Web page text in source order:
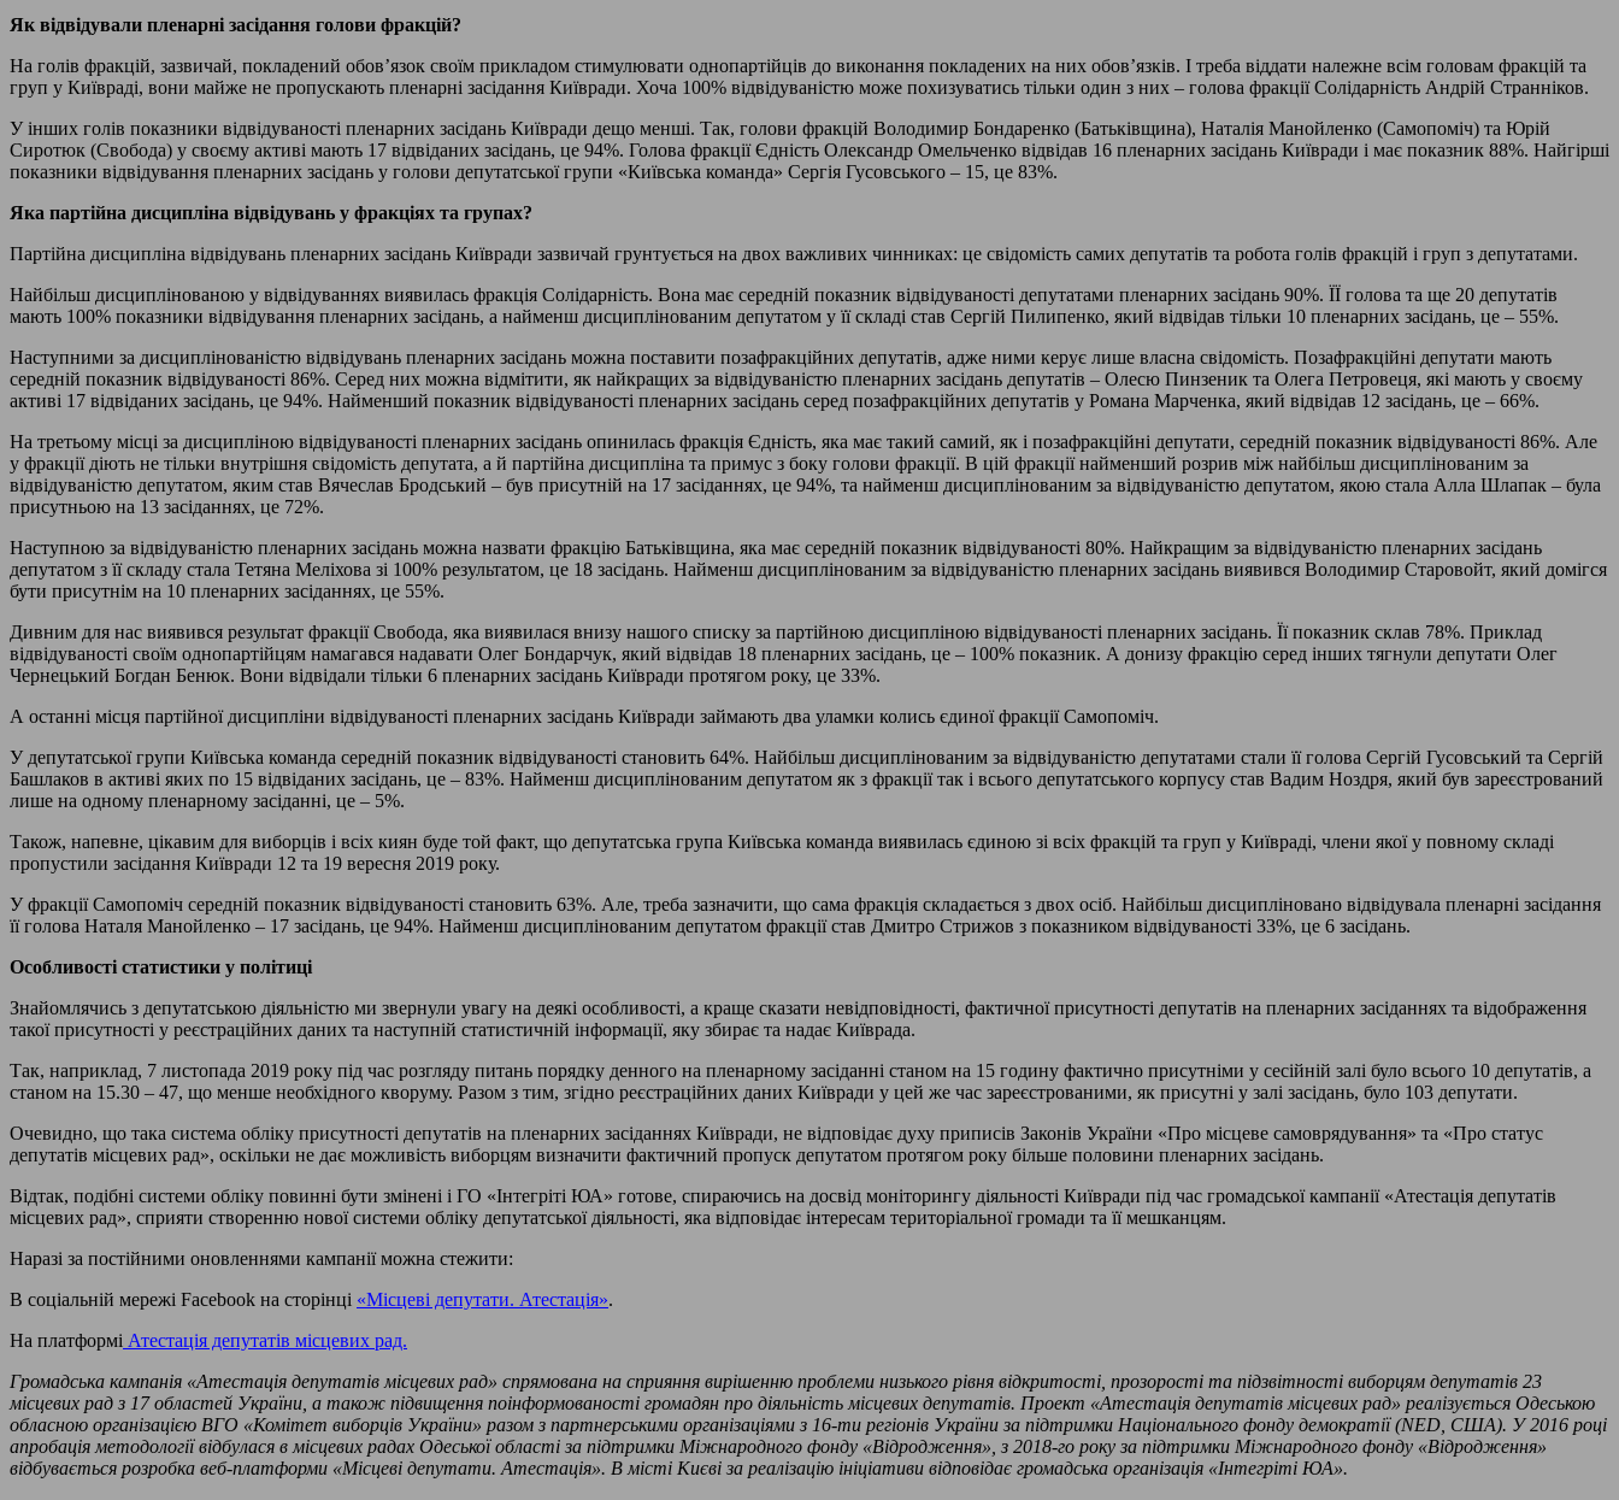
Як відвідували пленарні засідання голови фракцій?
На голів фракцій, зазвичай, покладений обов’язок своїм прикладом стимулювати однопартійців до виконання покладених на них обов’язків. І треба віддати належне всім головам фракцій та
груп у Київраді, вони майже не пропускають пленарні засідання Київради. Хоча 100% відвідуваністю може похизуватись тільки один з них – голова фракції Солідарність Андрій Странніков.
У інших голів показники відвідуваності пленарних засідань Київради дещо менші. Так, голови фракцій Володимир Бондаренко (Батьківщина), Наталія Манойленко (Самопоміч) та Юрій
Сиротюк (Свобода) у своєму активі мають 17 відвіданих засідань, це 94%. Голова фракції Єдність Олександр Омельченко відвідав 16 пленарних засідань Київради і має показник 88%. Найгірші
показники відвідування пленарних засідань у голови депутатської групи «Київська команда» Сергія Гусовського – 15, це 83%.
Яка партійна дисципліна відвідувань у фракціях та групах?
Партійна дисципліна відвідувань пленарних засідань Київради зазвичай грунтується на двох важливих чинниках: це свідомість самих депутатів та робота голів фракцій і груп з депутатами.
Найбільш дисциплінованою у відвідуваннях виявилась фракція Солідарність. Вона має середній показник відвідуваності депутатами пленарних засідань 90%. ЇЇ голова та ще 20 депутатів
мають 100% показники відвідування пленарних засідань, а найменш дисциплінованим депутатом у її складі став Сергій Пилипенко, який відвідав тільки 10 пленарних засідань, це – 55%.
Наступними за дисциплінованістю відвідувань пленарних засідань можна поставити позафракційних депутатів, адже ними керує лише власна свідомість. Позафракційні депутати мають
середній показник відвідуваності 86%. Серед них можна відмітити, як найкращих за відвідуваністю пленарних засідань депутатів – Олесю Пинзеник та Олега Петровеця, які мають у своєму
активі 17 відвіданих засідань, це 94%. Найменший показник відвідуваності пленарних засідань серед позафракційних депутатів у Романа Марченка, який відвідав 12 засідань, це – 66%.
На третьому місці за дисципліною відвідуваності пленарних засідань опинилась фракція Єдність, яка має такий самий, як і позафракційні депутати, середній показник відвідуваності 86%. Але
у фракції діють не тільки внутрішня свідомість депутата, а й партійна дисципліна та примус з боку голови фракції. В цій фракції найменший розрив між найбільш дисциплінованим за
відвідуваністю депутатом, яким став Вячеслав Бродський – був присутній на 17 засіданнях, це 94%, та найменш дисциплінованим за відвідуваністю депутатом, якою стала Алла Шлапак – була
присутньою на 13 засіданнях, це 72%.
Наступною за відвідуваністю пленарних засідань можна назвати фракцію Батьківщина, яка має середній показник відвідуваності 80%. Найкращим за відвідуваністю пленарних засідань
депутатом з її складу стала Тетяна Меліхова зі 100% результатом, це 18 засідань. Найменш дисциплінованим за відвідуваністю пленарних засідань виявився Володимир Старовойт, який домігся
бути присутнім на 10 пленарних засіданнях, це 55%.
Дивним для нас виявився результат фракції Свобода, яка виявилася внизу нашого списку за партійною дисципліною відвідуваності пленарних засідань. Її показник склав 78%. Приклад
відвідуваності своїм однопартійцям намагався надавати Олег Бондарчук, який відвідав 18 пленарних засідань, це – 100% показник. А донизу фракцію серед інших тягнули депутати Олег
Чернецький Богдан Бенюк. Вони відвідали тільки 6 пленарних засідань Київради протягом року, це 33%.
А останні місця партійної дисципліни відвідуваності пленарних засідань Київради займають два уламки колись єдиної фракції Самопоміч.
У депутатської групи Київська команда середній показник відвідуваності становить 64%. Найбільш дисциплінованим за відвідуваністю депутатами стали її голова Сергій Гусовський та Сергій
Башлаков в активі яких по 15 відвіданих засідань, це – 83%. Найменш дисциплінованим депутатом як з фракції так і всього депутатського корпусу став Вадим Ноздря, який був зареєстрований
лише на одному пленарному засіданні, це – 5%.
Також, напевне, цікавим для виборців і всіх киян буде той факт, що депутатська група Київська команда виявилась єдиною зі всіх фракцій та груп у Київраді, члени якої у повному складі
пропустили засідання Київради 12 та 19 вересня 2019 року.
У фракції Самопоміч середній показник відвідуваності становить 63%. Але, треба зазначити, що сама фракція складається з двох осіб. Найбільш дисципліновано відвідувала пленарні засідання
її голова Наталя Манойленко – 17 засідань, це 94%. Найменш дисциплінованим депутатом фракції став Дмитро Стрижов з показником відвідуваності 33%, це 6 засідань.
Особливості статистики у політиці
Знайомлячись з депутатською діяльністю ми звернули увагу на деякі особливості, а краще сказати невідповідності, фактичної присутності депутатів на пленарних засіданнях та відображення
такої присутності у реєстраційних даних та наступній статистичній інформації, яку збирає та надає Київрада.
Так, наприклад, 7 листопада 2019 року під час розгляду питань порядку денного на пленарному засіданні станом на 15 годину фактично присутніми у сесійній залі було всього 10 депутатів, а
станом на 15.30 – 47, що менше необхідного кворуму. Разом з тим, згідно реєстраційних даних Київради у цей же час зареєстрованими, як присутні у залі засідань, було 103 депутати.
Очевидно, що така система обліку присутності депутатів на пленарних засіданнях Київради, не відповідає духу приписів Законів України «Про місцеве самоврядування» та «Про статус
депутатів місцевих рад», оскільки не дає можливість виборцям визначити фактичний пропуск депутатом протягом року більше половини пленарних засідань.
Відтак, подібні системи обліку повинні бути змінені і ГО «Інтегріті ЮА» готове, спираючись на досвід моніторингу діяльності Київради під час громадської кампанії «Атестація депутатів
місцевих рад», сприяти створенню нової системи обліку депутатської діяльності, яка відповідає інтересам територіальної громади та її мешканцям.
Наразі за постійними оновленнями кампанії можна стежити:
В соціальній мережі Facebook на сторінці «Місцеві депутати. Атестація».
На платформі Атестація депутатів місцевих рад.
Громадська кампанія «Атестація депутатів місцевих рад» спрямована на сприяння вирішенню проблеми низького рівня відкритості, прозорості та підзвітності виборцям депутатів 23
місцевих рад з 17 областей України, а також підвищення поінформованості громадян про діяльність місцевих депутатів. Проект «Атестація депутатів місцевих рад» реалізується Одеською
обласною організацією ВГО «Комітет виборців України» разом з партнерськими організаціями з 16-ти регіонів України за підтримки Національного фонду демократії (NED, США). У 2016 році
апробація методології відбулася в місцевих радах Одеської області за підтримки Міжнародного фонду «Відродження», з 2018-го року за підтримки Міжнародного фонду «Відродження»
відбувається розробка веб-платформи «Місцеві депутати. Атестація». В місті Києві за реалізацію ініціативи відповідає громадська організація «Інтегріті ЮА».